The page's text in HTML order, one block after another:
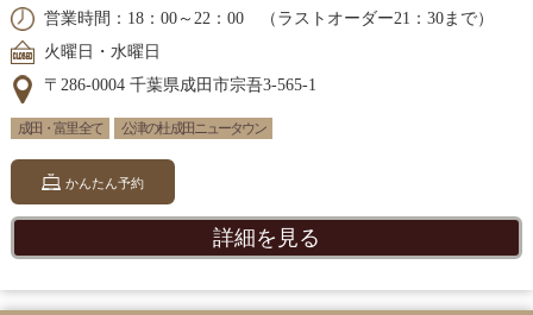
営業時間：18：00～22：00 （ラストオーダー21：30まで）
火曜日・水曜日
〒286-0004 千葉県成田市宗吾3-565-1
成田・富里 全て 公津の杜 成田ニュータウン
かんたん予約
詳細を見る